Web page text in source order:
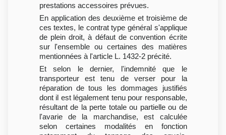
prestations accessoires prévues.
En application des deuxième et troisième de
ces textes, le contrat type général s'applique
de plein droit, à défaut de convention écrite
sur l'ensemble ou certaines des matières
mentionnées à l'article L. 1432-2 précité.
Et selon le dernier, l'indemnité que le
transporteur est tenu de verser pour la
réparation de tous les dommages justifiés
dont il est légalement tenu pour responsable,
résultant de la perte totale ou partielle ou de
l'avarie de la marchandise, est calculée
selon certaines modalités en fonction